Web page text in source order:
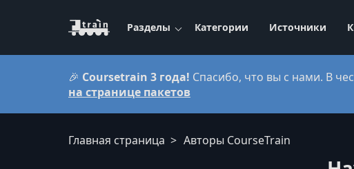
Разделы Категории Источники
🎉 Coursetrain 3 года! Спасибо, что вы с нами. В
на странице пакетов
Главная страница Авторы CourseTrain